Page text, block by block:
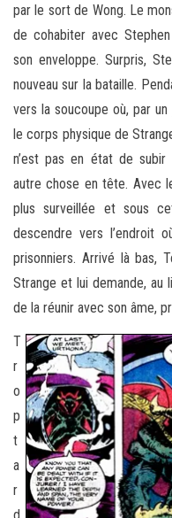
par le sort de Wong. Le
de cohabiter avec
son enveloppe. Surpris,
nouveau sur la bataille.
vers la soucoupe où, par
le corps physique de
n’est pas en état de subir
autre chose en tête. Avec
plus surveillée et sous
descendre vers l’endroit
prisonniers. Arrivé là bas,
Strange et lui demande, au
de la réunir avec son âme,
T
r
o
p
t
a
r